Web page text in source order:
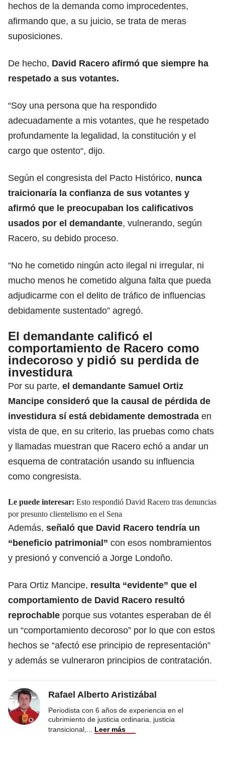
hechos de la demanda como improcedentes,
afirmando que, a su juicio, se trata de meras
suposiciones.
De hecho, David Racero afirmó que siempre ha
respetado a sus votantes.
“Soy una persona que ha respondido
adecuadamente a mis votantes, que he respetado
profundamente la legalidad, la constitución y el
cargo que ostento“, dijo.
Según el congresista del Pacto Histórico, nunca
traicionaría la confianza de sus votantes y
afirmó que le preocupaban los calificativos
usados por el demandante, vulnerando, según
Racero, su debido proceso.
“No he cometido ningún acto ilegal ni irregular, ni
mucho menos he cometido alguna falta que pueda
adjudicarme con el delito de tráfico de influencias
debidamente sustentado” agregó.
El demandante calificó el
comportamiento de Racero como
indecoroso y pidió su perdida de
investidura
Por su parte, el demandante Samuel Ortiz
Mancipe consideró que la causal de pérdida de
investidura sí está debidamente demostrada en
vista de que, en su criterio, las pruebas como chats
y llamadas muestran que Racero echó a andar un
esquema de contratación usando su influencia
como congresista.
Le puede interesar: Esto respondió David Racero tras denuncias
por presunto clientelismo en el Sena
Además, señaló que David Racero tendría un
“beneficio patrimonial” con esos nombramientos
y presionó y convenció a Jorge Londoño.
Para Ortiz Mancipe, resulta “evidente” que el
comportamiento de David Racero resultó
reprochable porque sus votantes esperaban de él
un “comportamiento decoroso” por lo que con estos
hechos se “afectó ese principio de representación”
y además se vulneraron principios de contratación.
Rafael Alberto Aristizábal
Periodista con 6 años de experiencia en el
cubrimiento de justicia ordinaria, justicia
transicional,
Leer más